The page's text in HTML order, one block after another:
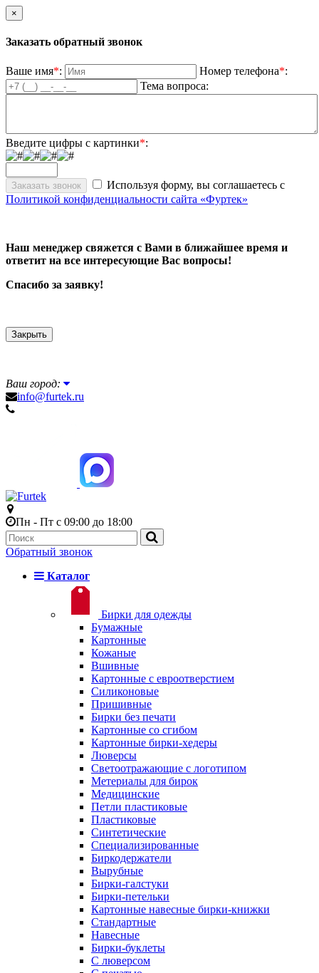
×
Заказать обратный звонок
Ваше имя*: Номер телефона*:
Тема вопроса:
Введите цифры с картинки*:
Используя форму, вы соглашаетесь с
Политикой конфиденциальности сайта «Фуртек»
Наш менеджер свяжется с Вами в ближайшее время и
ответит на все интересующие Вас вопросы!
Спасибо за заявку!
Закрыть
Ваш город:
info@furtek.ru
Пн - Пт с 09:00 до 18:00
Обратный звонок
Каталог
Бирки для одежды
Бумажные
Картонные
Кожаные
Вшивные
Картонные с евроотверстием
Силиконовые
Пришивные
Бирки без печати
Картонные со сгибом
Картонные бирки-хедеры
Люверсы
Светоотражающие с логотипом
Метериалы для бирок
Медицинские
Петли пластиковые
Пластиковые
Синтетические
Специализированные
Биркодержатели
Вырубные
Бирки-галстуки
Бирки-петельки
Картонные навесные бирки-книжки
Стандартные
Навесные
Бирки-буклеты
С люверсом